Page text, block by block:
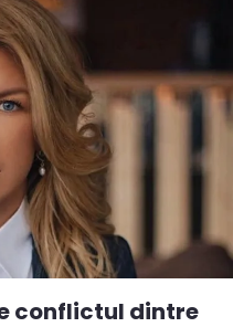
conflictul dintre